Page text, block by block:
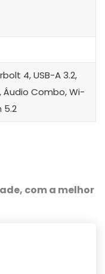
4, USB-A 3.2,
Áudio Combo, Wi-
5.2
com a melhor